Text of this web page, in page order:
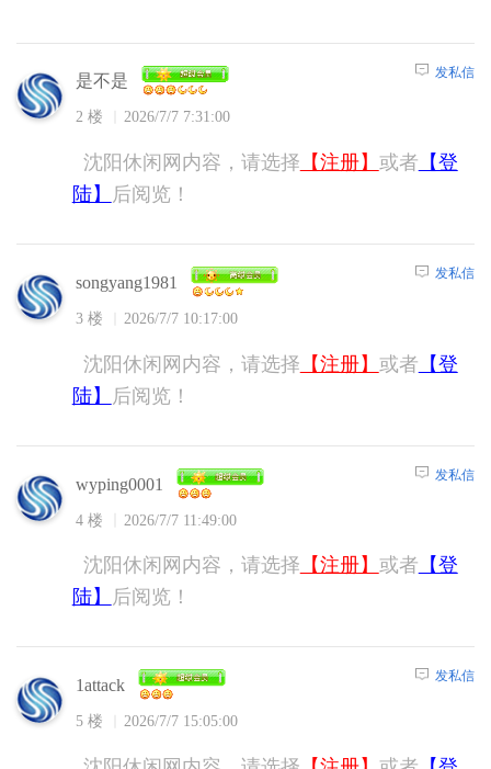
是不是
2 楼 2026/7/7 7:31:00
发私信
沈阳休闲网内容，请选择 【注册】 或者 【登
陆】
后阅览！
songyang1981
3 楼 2026/7/7 10:17:00
发私信
沈阳休闲网内容，请选择 【注册】 或者 【登
陆】
后阅览！
wyping0001
4 楼 2026/7/7 11:49:00
发私信
沈阳休闲网内容，请选择 【注册】 或者 【登
陆】
后阅览！
1attack
5 楼 2026/7/7 15:05:00
发私信